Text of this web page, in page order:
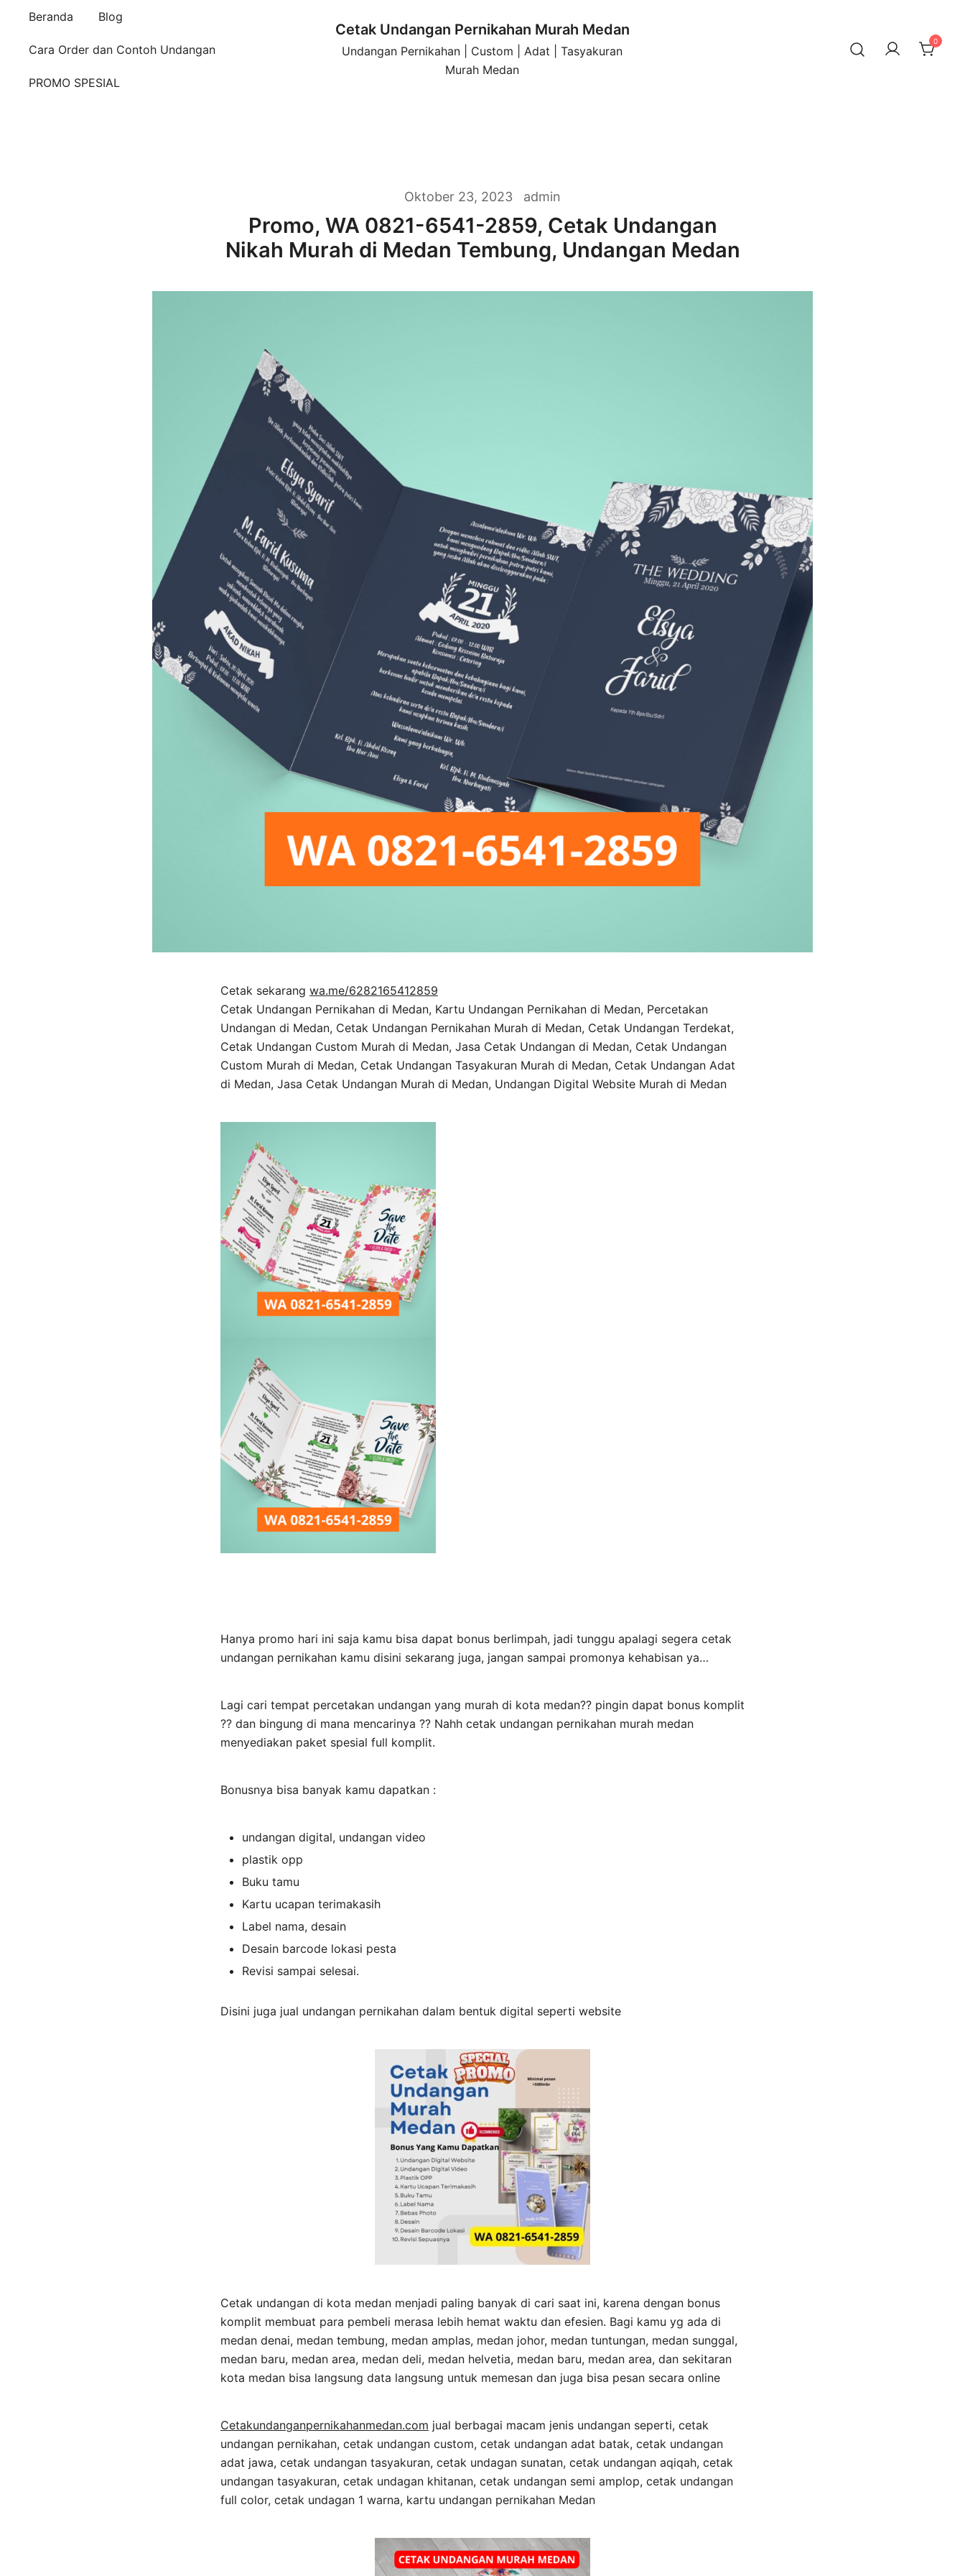
Beranda Blog
Cara Order dan Contoh Undangan
PROMO SPESIAL
Cetak Undangan Pernikahan Murah Medan
Undangan Pernikahan | Custom | Adat | Tasyakuran
Murah Medan
0
Oktober 23, 2023 admin
Promo, WA 0821-6541-2859, Cetak Undangan
Nikah Murah di Medan Tembung, Undangan Medan
Cetak sekarang wa.me/6282165412859
Cetak Undangan Pernikahan di Medan, Kartu Undangan Pernikahan di Medan, Percetakan
Undangan di Medan, Cetak Undangan Pernikahan Murah di Medan, Cetak Undangan Terdekat,
Cetak Undangan Custom Murah di Medan, Jasa Cetak Undangan di Medan, Cetak Undangan
Custom Murah di Medan, Cetak Undangan Tasyakuran Murah di Medan, Cetak Undangan Adat
di Medan, Jasa Cetak Undangan Murah di Medan, Undangan Digital Website Murah di Medan
Hanya promo hari ini saja kamu bisa dapat bonus berlimpah, jadi tunggu apalagi segera cetak
undangan pernikahan kamu disini sekarang juga, jangan sampai promonya kehabisan ya…
Lagi cari tempat percetakan undangan yang murah di kota medan?? pingin dapat bonus komplit
?? dan bingung di mana mencarinya ?? Nahh cetak undangan pernikahan murah medan
menyediakan paket spesial full komplit.
Bonusnya bisa banyak kamu dapatkan :
undangan digital, undangan video
plastik opp
Buku tamu
Kartu ucapan terimakasih
Label nama, desain
Desain barcode lokasi pesta
Revisi sampai selesai.
Disini juga jual undangan pernikahan dalam bentuk digital seperti website
Cetak undangan di kota medan menjadi paling banyak di cari saat ini, karena dengan bonus
komplit membuat para pembeli merasa lebih hemat waktu dan efesien. Bagi kamu yg ada di
medan denai, medan tembung, medan amplas, medan johor, medan tuntungan, medan sunggal,
medan baru, medan area, medan deli, medan helvetia, medan baru, medan area, dan sekitaran
kota medan bisa langsung data langsung untuk memesan dan juga bisa pesan secara online
Cetakundanganpernikahanmedan.com jual berbagai macam jenis undangan seperti, cetak
undangan pernikahan, cetak undangan custom, cetak undangan adat batak, cetak undangan
adat jawa, cetak undangan tasyakuran, cetak undagan sunatan, cetak undangan aqiqah, cetak
undangan tasyakuran, cetak undagan khitanan, cetak undangan semi amplop, cetak undangan
full color, cetak undagan 1 warna, kartu undangan pernikahan Medan